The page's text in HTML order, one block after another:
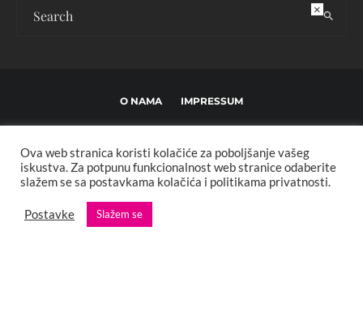
O NAMA IMPRESSUM
POLITIKA PRIVATNOSTI MARKETING KONTAKT
Copyright © 2013 - 2025 FBL creative. Sva prava zadržana. Developed by:
XStreamThemes
Ova web stranica koristi kolačiće za poboljšanje vašeg
iskustva. Za potpunu funkcionalnost web stranice odaberite
slažem se sa postavkama kolačića i politikama privatnosti.
Postavke Slažem se
×